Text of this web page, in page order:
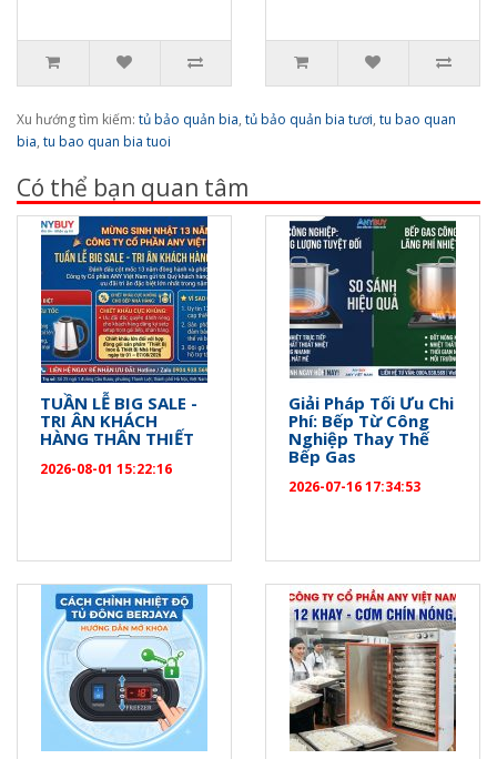
Xu hướng tìm kiếm: tủ bảo quản bia, tủ bảo quản bia tươi, tu bao quan
bia, tu bao quan bia tuoi
Có thể bạn quan tâm
TUẦN LỄ BIG SALE -
TRI ÂN KHÁCH
HÀNG THÂN THIẾT
2026-08-01 15:22:16
Giải Pháp Tối Ưu Chi
Phí: Bếp Từ Công
Nghiệp Thay Thế
Bếp Gas
2026-07-16 17:34:53